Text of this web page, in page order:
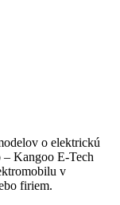
o elektrickú
Kangoo E-Tech
v
firiem.